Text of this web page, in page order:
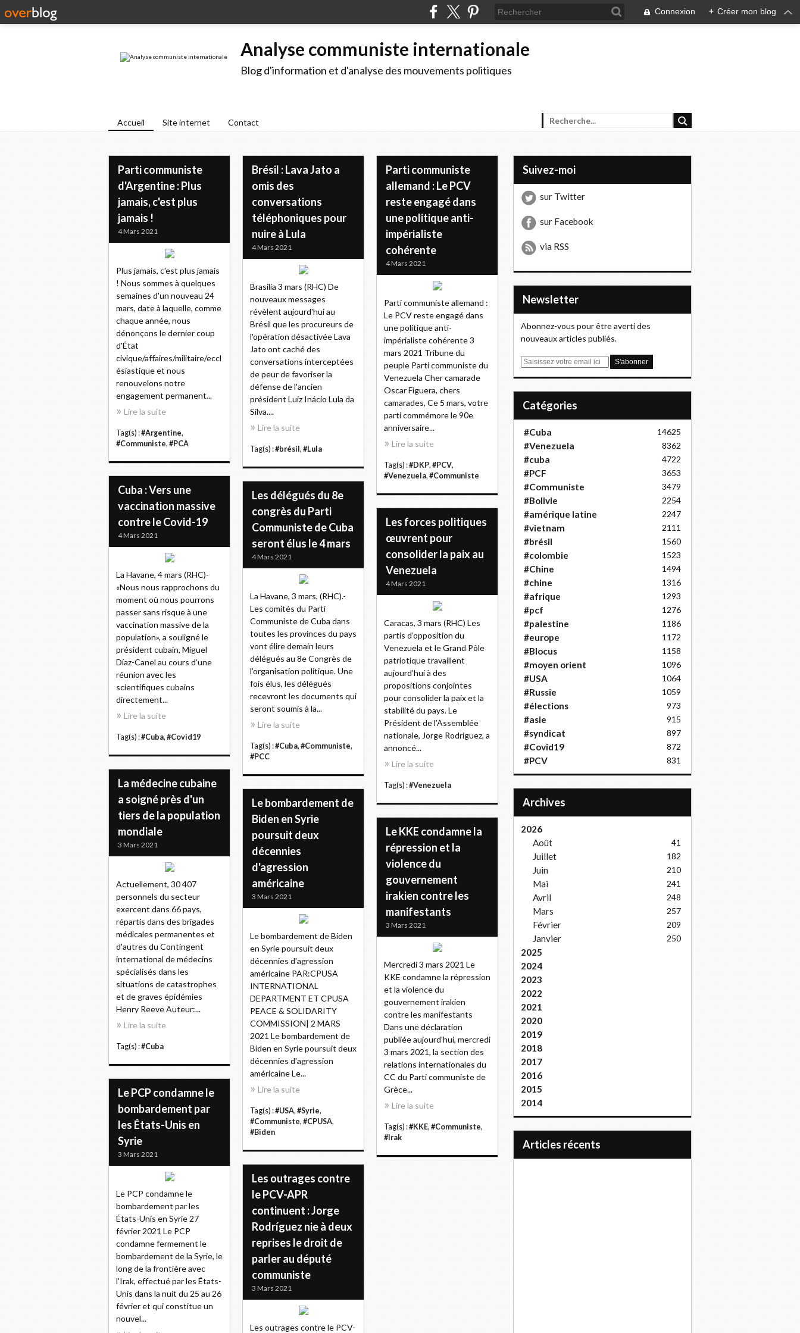
Connexion + Créer mon blog
Analyse communiste internationale
Blog d'information et d'analyse des mouvements politiques
Accueil Site internet Contact
Parti communiste
d'Argentine : Plus
jamais, c'est plus
jamais !
4 Mars 2021
Plus jamais, c'est plus jamais
! Nous sommes à quelques
semaines d'un nouveau 24
mars, date à laquelle, comme
chaque année, nous
dénonçons le dernier coup
d'État
civique/affaires/militaire/eccl
ésiastique et nous
renouvelons notre
engagement permanent...
Lire la suite
Tag(s) :#Argentine,
#Communiste, #PCA
Brésil : Lava Jato a
omis des
conversations
téléphoniques pour
nuire à Lula
4 Mars 2021
Brasilia 3 mars (RHC) De
nouveaux messages
révèlent aujourd'hui au
Brésil que les procureurs de
l'opération désactivée Lava
Jato ont caché des
conversations interceptées
de peur de favoriser la
défense de l'ancien
président Luiz Inácio Lula da
Silva....
Lire la suite
Tag(s) :#brésil , #Lula
Parti communiste
allemand : Le PCV
reste engagé dans
une politique anti-
impérialiste
cohérente
4 Mars 2021
Parti communiste allemand :
Le PCV reste engagé dans
une politique anti-
impérialiste cohérente 3
mars 2021 Tribune du
peuple Parti communiste du
Venezuela Cher camarade
Oscar Figuera, chers
camarades, Ce 5 mars, votre
parti commémore le 90e
anniversaire...
Lire la suite
Tag(s) :#DKP, #PCV,
#Venezuela, #Communiste
Cuba : Vers une
vaccination massive
contre le Covid-19
4 Mars 2021
La Havane, 4 mars (RHC)-
«Nous nous rapprochons du
moment où nous pourrons
passer sans risque à une
vaccination massive de la
population», a souligné le
président cubain, Miguel
Díaz-Canel au cours d’une
réunion avec les
scientifiques cubains
directement...
Lire la suite
Tag(s) :#Cuba, #Covid19
Les délégués du 8e
congrès du Parti
Communiste de Cuba
seront élus le 4 mars
4 Mars 2021
La Havane, 3 mars, (RHC).-
Les comités du Parti
Communiste de Cuba dans
toutes les provinces du pays
vont élire demain leurs
délégués au 8e Congrès de
l’organisation politique. Une
fois élus, les délégués
recevront les documents qui
seront soumis à la...
Lire la suite
Tag(s) :#Cuba, #Communiste,
#PCC
Les forces politiques
œuvrent pour
consolider la paix au
Venezuela
4 Mars 2021
Caracas, 3 mars (RHC) Les
partis d’opposition du
Venezuela et le Grand Pôle
patriotique travaillent
aujourd’hui à des
propositions conjointes
pour consolider la paix et la
stabilité du pays. Le
Président de l’Assemblée
nationale, Jorge Rodriguez, a
annoncé...
Lire la suite
Tag(s) :#Venezuela
La médecine cubaine
a soigné près d'un
tiers de la population
mondiale
3 Mars 2021
Actuellement, 30 407
personnels du secteur
exercent dans 66 pays,
répartis dans des brigades
médicales permanentes et
d'autres du Contingent
international de médecins
spécialisés dans les
situations de catastrophes
et de graves épidémies
Henry Reeve Auteur:...
Lire la suite
Tag(s) :#Cuba
Le bombardement de
Biden en Syrie
poursuit deux
décennies
d'agression
américaine
3 Mars 2021
Le bombardement de Biden
en Syrie poursuit deux
décennies d'agression
américaine PAR:CPUSA
INTERNATIONAL
DEPARTMENT ET CPUSA
PEACE & SOLIDARITY
COMMISSION| 2 MARS
2021 Le bombardement de
Biden en Syrie poursuit deux
décennies d'agression
américaine Le...
Lire la suite
Tag(s) :#USA, #Syrie,
#Communiste, #CPUSA,
#Biden
Le KKE condamne la
répression et la
violence du
gouvernement
irakien contre les
manifestants
3 Mars 2021
Mercredi 3 mars 2021 Le
KKE condamne la répression
et la violence du
gouvernement irakien
contre les manifestants
Dans une déclaration
publiée aujourd'hui, mercredi
3 mars 2021, la section des
relations internationales du
CC du Parti communiste de
Grèce...
Lire la suite
Tag(s) :#KKE, #Communiste,
#Irak
Le PCP condamne le
bombardement par
les États-Unis en
Syrie
3 Mars 2021
Le PCP condamne le
bombardement par les
États-Unis en Syrie 27
février 2021 Le PCP
condamne fermement le
bombardement de la Syrie, le
long de la frontière avec
l'Irak, effectué par les États-
Unis dans la nuit du 25 au 26
février et qui constitue un
nouvel...
Les outrages contre
le PCV-APR
continuent : Jorge
Rodríguez nie à deux
reprises le droit de
parler au député
communiste
3 Mars 2021
Les outrages contre le PCV-
Suivez-moi
sur Twitter
sur Facebook
via RSS
Newsletter
Abonnez-vous pour être averti des
nouveaux articles publiés.
E
Catégories
#Cuba 14625
#Venezuela 8362
#cuba 4722
#PCF 3653
#Communiste 3479
#Bolivie 2254
#amérique latine 2247
#vietnam 2111
#brésil 1560
#colombie 1523
#Chine 1494
#chine 1316
#afrique 1293
#pcf 1276
#palestine 1186
#europe 1172
#Blocus 1158
#moyen orient 1096
#USA 1064
#Russie 1059
#élections 973
#asie 915
#syndicat 897
#Covid19 872
#PCV 831
Archives
2026
Août
41
Juillet 182
Juin 210
Mai 241
Avril 248
Mars 257
Février 209
Janvier 250
2025
2024
2023
2022
2021
2020
2019
2018
2017
2016
2015
2014
articles récents